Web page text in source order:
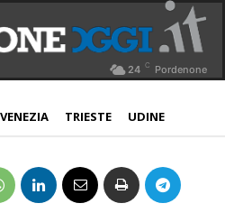
24 C Pordenone
VENEZIA TRIESTE UDINE
Fabrizia Pons in